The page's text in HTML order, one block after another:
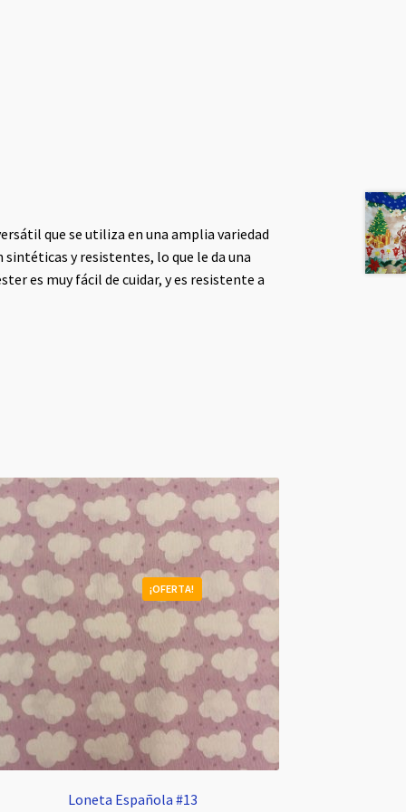
que se utiliza en una amplia variedad
sintéticas y resistentes, lo que le da una
es muy fácil de cuidar, y es resistente a
Loneta Española #13
¡OFERTA!